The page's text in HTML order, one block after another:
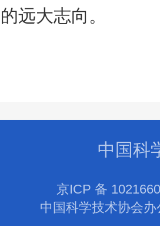
的远大志向。
中国科
京ICP 备
中国科学技术协会